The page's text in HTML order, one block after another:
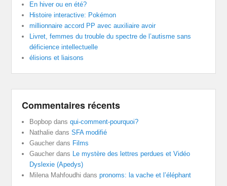
En hiver ou en été?
Histoire interactive: Pokémon
millionnaire accord PP avec auxiliaire avoir
Livret, femmes du trouble du spectre de l’autisme sans
déficience intellectuelle
élisions et liaisons
Commentaires récents
Bopbop dansqui-comment-pourquoi?
Nathalie dansSFA modifié
Gaucher dans Films
Gaucher dans Le mystère des lettres perdues et Vidéo
Dyslexie (Apedys)
Milena Mahfoudhi danspronoms: la vache et l’éléphant